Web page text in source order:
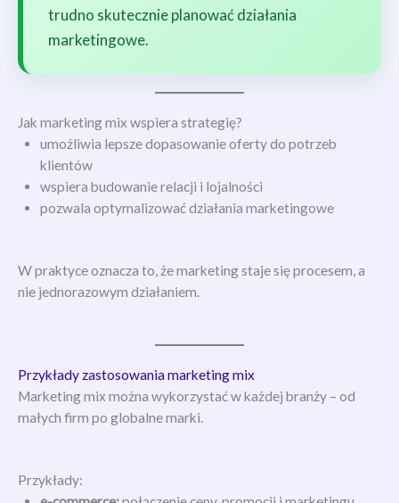
trudno skutecznie planować działania
marketingowe.
Jak marketing mix wspiera strategię?
umożliwia lepsze dopasowanie oferty do potrzeb
klientów
wspiera budowanie relacji i lojalności
pozwala optymalizować działania marketingowe
W praktyce oznacza to, że marketing staje się procesem, a
nie jednorazowym działaniem.
Przykłady zastosowania marketing mix
Marketing mix można wykorzystać w każdej branży – od
małych firm po globalne marki.
Przykłady: